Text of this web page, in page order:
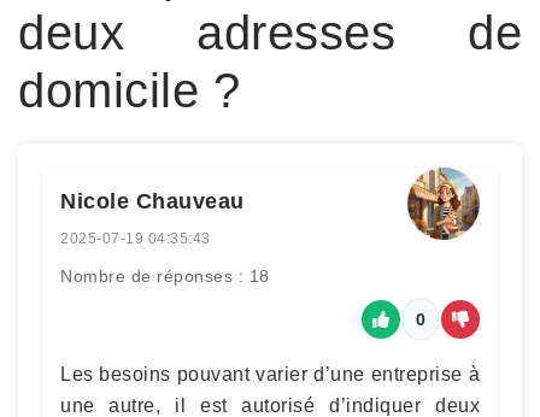
deux adresses de
domicile ?
Nicole Chauveau
2025-07-19 04:35:43
Nombre de réponses : 18
0
Les besoins pouvant varier d’une entreprise à
une autre, il est autorisé d’indiquer deux